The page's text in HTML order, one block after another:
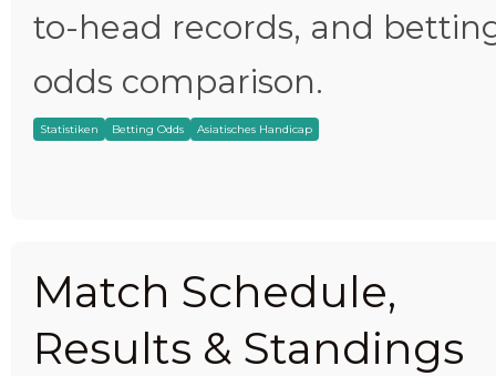
to-head records, and
odds comparison.
Statistiken Betting Odds Asiatisches Handicap
Match Schedule,
Results & Standings